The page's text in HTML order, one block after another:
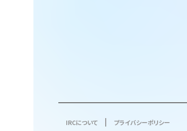
IRCについて プライバシーポリシー